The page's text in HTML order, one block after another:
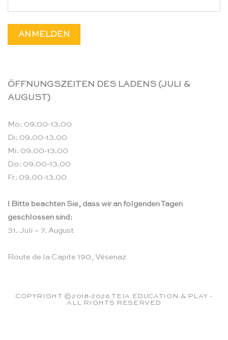
ÖFFNUNGSZEITEN DES LADENS (JULI &
AUGUST)
Mo: 09.00-13.00
Di: 09.00-13.00
Mi: 09.00-13.00
Do: 09.00-13.00
Fr: 09.00-13.00
! Bitte beachten Sie, dass wir an folgenden Tagen
geschlossen sind:
31. Juli – 7. August
Route de la Capite 190, Vésenaz
COPYRIGHT ©2018-2026 TEIA EDUCATION & PLAY -
ALL RIGHTS RESERVED